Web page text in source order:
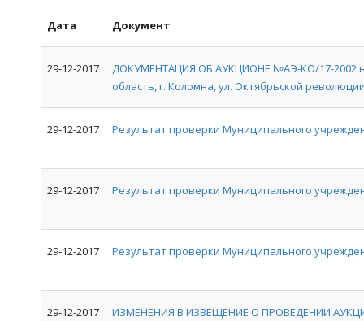
Дата Документ
29-12-2017
ДОКУМЕНТАЦИЯ ОБ АУКЦИОНЕ №АЭ-КО/17-2002
область, г. Коломна, ул. Октябрьской
29-12-2017 Результат проверки Муниципального
29-12-2017 Результат проверки Муниципального
29-12-2017 Результат проверки Муниципального
29-12-2017 ИЗМЕНЕНИЯ В ИЗВЕЩЕНИЕ О ПРОВЕДЕНИИ